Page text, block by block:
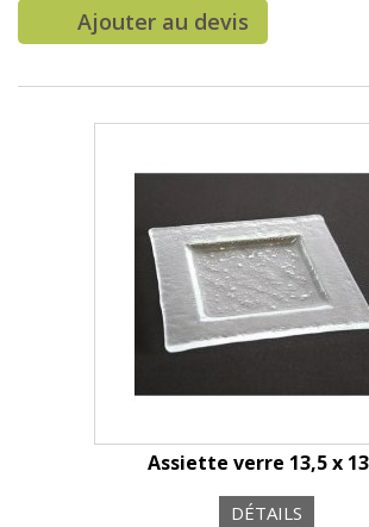
Ajouter au devis
Assiette verre 13,5 x
DÉTAILS